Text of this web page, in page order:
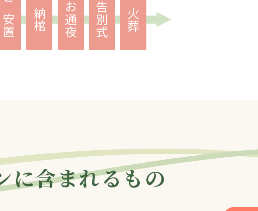
ご安置 納棺 お通夜 告別式 火葬
に含まれるもの